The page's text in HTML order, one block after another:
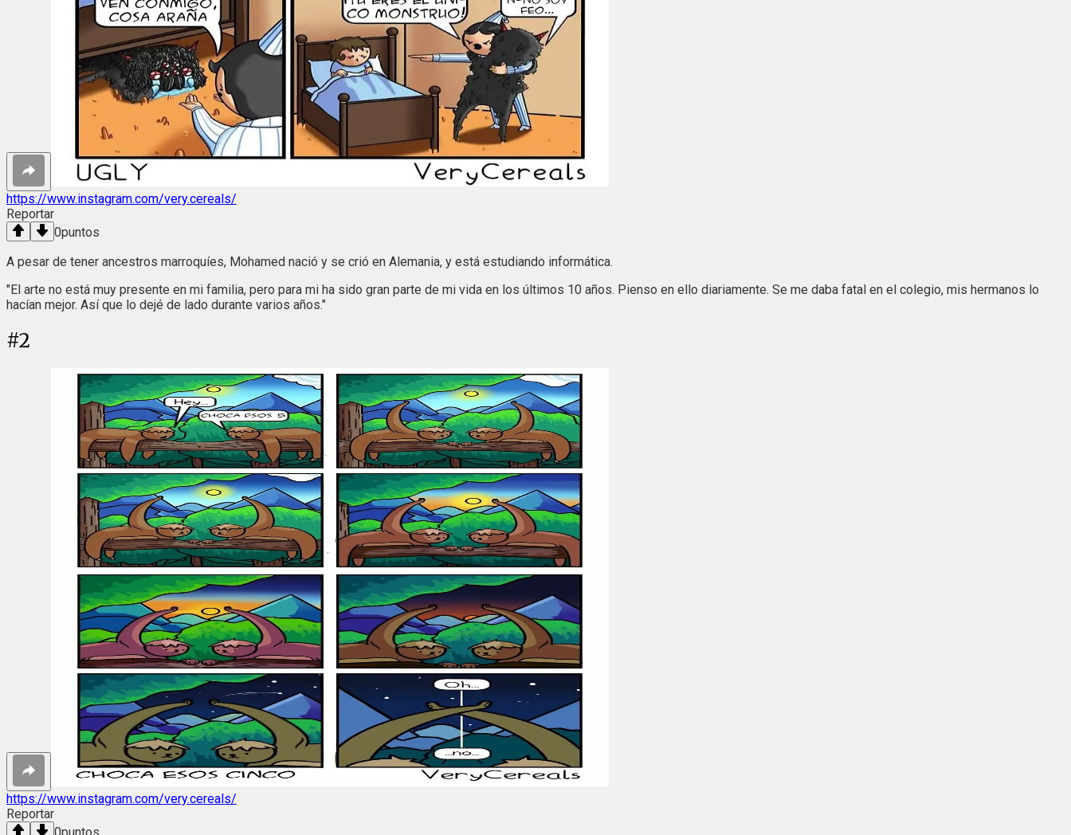
https://www.instagram.com/very.cereals/
Reportar
0puntos
A pesar de tener ancestros marroquíes, Mohamed nació y se crió en Alemania, y está estudiando informática.
"El arte no está muy presente en mi familia, pero para mi ha sido gran parte de mi vida en los últimos 10 años. Pienso en ello diariamente. Se me daba fatal en el colegio, mis hermanos lo
hacían mejor. Así que lo dejé de lado durante varios años."
#2
https://www.instagram.com/very.cereals/
Reportar